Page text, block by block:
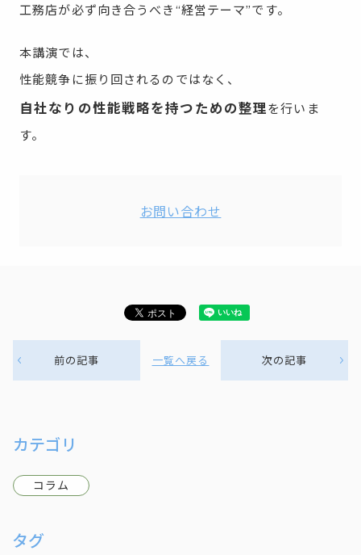
工務店が必ず向き合うべき“経営テーマ”です。
本講演では、
性能競争に振り回されるのではなく、
自社なりの性能戦略を持つための整理を行いま
す。
お問い合わせ
前の記事 一覧へ戻る 次の記事
カテゴリ
コラム
タグ